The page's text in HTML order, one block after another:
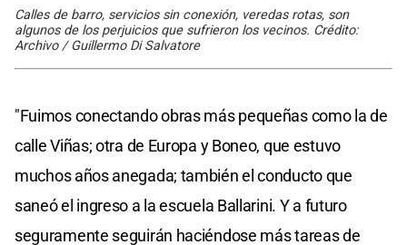
Calles de barro, servicios sin conexión, veredas rotas, son
algunos de los perjuicios que sufrieron los vecinos. Crédito:
Archivo / Guillermo Di Salvatore
"Fuimos conectando obras más pequeñas como la de
calle Viñas; otra de Europa y Boneo, que estuvo
muchos años anegada; también el conducto que
saneó el ingreso a la escuela Ballarini. Y a futuro
seguramente seguirán haciéndose más tareas de